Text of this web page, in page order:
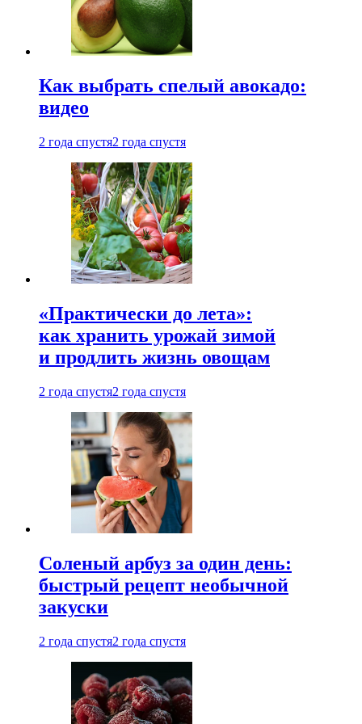
Как выбрать спелый авокадо:
видео
2 года спустя2 года спустя
«Практически до лета»:
как хранить урожай зимой
и продлить жизнь овощам
2 года спустя2 года спустя
Соленый арбуз за один день:
быстрый рецепт необычной
закуски
2 года спустя2 года спустя